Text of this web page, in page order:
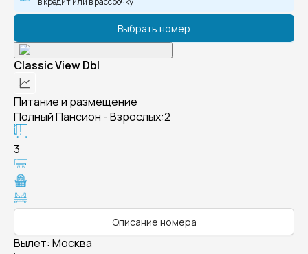
Выбрать номер
Classic View Dbl
Питание и размещение
Полный Пансион - Взрослых:2
3
Описание номера
Вылет: Москва